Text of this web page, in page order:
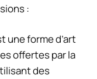
:
une forme d’art
offertes par la
des